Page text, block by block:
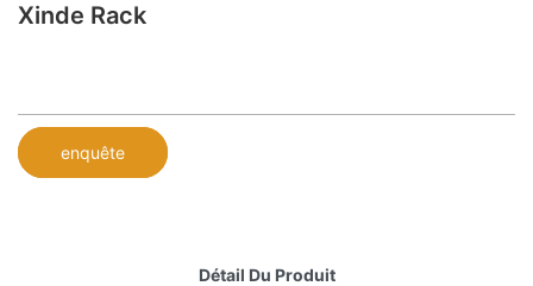
Xinde Rack
enquête
Détail Du Produit